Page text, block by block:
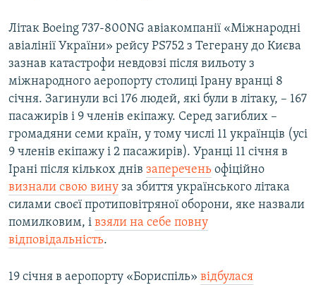
Літак Boeing 737-800NG авіакомпанії «Міжнародні
авіалінії України» рейсу PS752 з Тегерану до Києва
зазнав катастрофи невдовзі після вильоту з
міжнародного аеропорту столиці Ірану вранці 8
січня. Загинули всі 176 людей, які були в літаку, – 167
пасажирів і 9 членів екіпажу. Серед загиблих –
громадяни семи країн, у тому числі 11 українців (усі
9 членів екіпажу і 2 пасажирів). Уранці 11 січня в
Ірані після кількох днів заперечень офіційно
визнали свою вину за збиття українського літака
силами своєї протиповітряної оборони, яке назвали
помилковим, і взяли на себе повну
відповідальність.
19 січня в аеропорту «Бориспіль» відбулася